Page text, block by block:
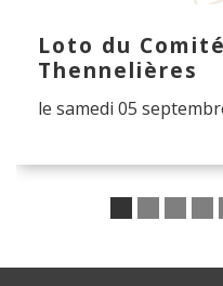
Loto du
Thennelières
le samedi 05